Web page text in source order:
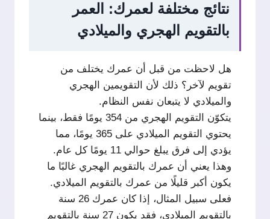
نتائج مختلفة لعمرك: العمر
بالتقويم الهجري والميلادي
هل لاحظت من قبل أن عمرك يختلف من
تقويم لآخر؟ ذلك لأن التقويمين الهجري
والميلادي لا يتبعان نفس النظام.
يتكوّن التقويم الهجري من 354 يومًا فقط، بينما
يحتوي التقويم الميلادي على 365 يومًا، مما
يؤدي إلى فرق يبلغ حوالي 11 يومًا كل عام.
وهذا يعني أن عمرك بالتقويم الهجري غالبًا ما
يكون أكبر قليلًا من عمرك بالتقويم الميلادي.
فعلى سبيل المثال، إذا كان عمرك 26 سنة
بالتقويم الميلادي، فقد يكون 27 سنة بالتقويم